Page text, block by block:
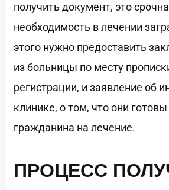
получить документ, это
необходимость в лечении
этого нужно предоставить
из больницы по месту
регистрации, и заявление об
клинике, о том, что они
гражданина на лечение.
ПРОЦЕСС